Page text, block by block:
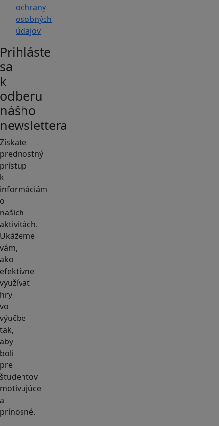
ochrany
osobných
údajov
Prihláste
sa
k
odberu
nášho
newslettera
Získate
prednostný
prístup
k
informáciám
o
našich
aktivitách.
Ukážeme
vám,
ako
efektívne
využívať
hry
vo
výučbe
tak,
aby
boli
pre
študentov
motivujúce
a
prínosné.